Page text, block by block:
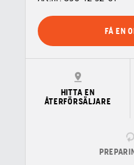
FÅ EN
HITTA EN
ÅTERFÖRSÄLJARE